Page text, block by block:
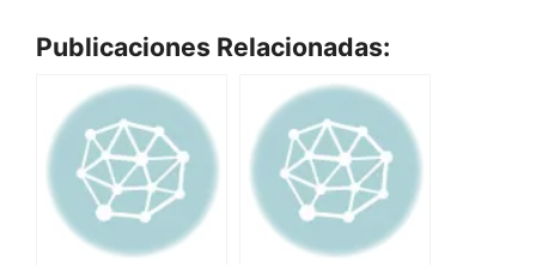
Publicaciones Relacionadas: